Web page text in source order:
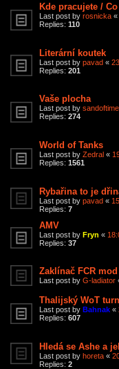
Kde pracujete /
Last post by rosnicka «
Replies: 110
Literární koutek
Last post by pavad «
Replies: 201
Vaše plocha
Last post by sandoftime
Replies: 274
World of Tanks
Last post by Zedral «
Replies: 1561
Rybařina to je
Last post by pavad «
Replies: 7
AMV
Last post by Fryn «
Replies: 37
Zaklínač FCR
Last post by G-ladiator
Thalijský WoT
Last post by Bahnak «
Replies: 607
Hledá se Ashe a
Last post by horeta «
Replies: 2